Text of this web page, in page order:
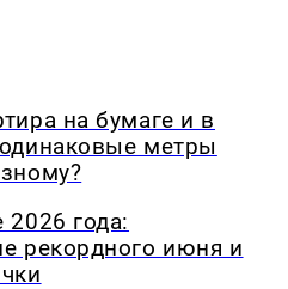
на бумаге и в
метры
2026 года:
рекордного июня и